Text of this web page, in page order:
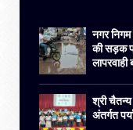
नगर निगम
की सड़क
श्री
अंतर्गत